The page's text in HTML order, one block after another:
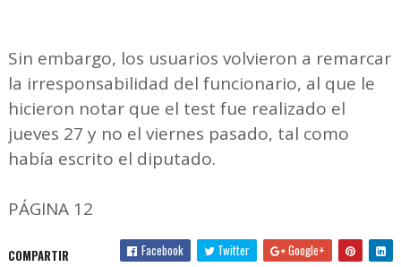
Sin embargo, los usuarios volvieron a remarcar
la irresponsabilidad del funcionario, al que le
hicieron notar que el test fue realizado el
jueves 27 y no el viernes pasado, tal como
había escrito el diputado.
PÁGINA 12
COMPARTIR Facebook Twitter Google+